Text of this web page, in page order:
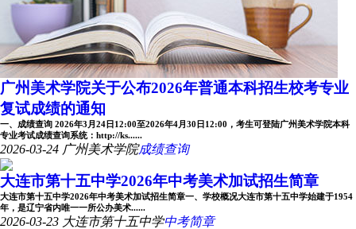
广州美术学院关于公布2026年普通本科招生校考专业
复试成绩的通知
一、成绩查询 2026年3月24日12:00至2026年4月30日12:00，考生可登陆广州美术学院本科
专业考试成绩查询系统：http://ks......
2026-03-24 广州美术学院成绩查询
大连市第十五中学2026年中考美术加试招生简章
大连市第十五中学2026年中考美术加试招生简章一、学校概况大连市第十五中学始建于1954
年，是辽宁省内唯一一所公办美术......
2026-03-23 大连市第十五中学中考简章